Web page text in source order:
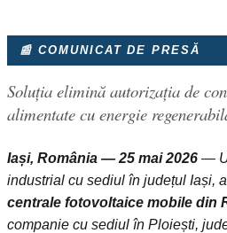
📰 COMUNICAT DE PRESĂ
Soluția elimină autorizația de
alimentate cu energie
Iași, România — 25 mai 2026 —
industrial cu sediul în județul Iași,
centrale fotovoltaice mobile din
companie cu sediul în Ploiești,